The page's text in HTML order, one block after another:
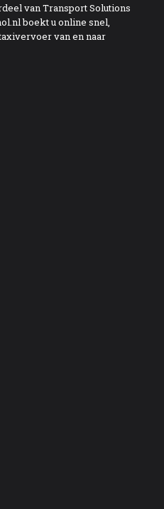
van Transport Solutions
boekt u online snel,
van en naar